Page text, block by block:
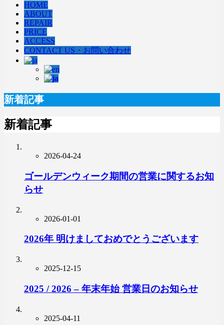
HOME
ABOUT
REPAIR
PRICE
ACCESS
CONTACT US・お問い合わせ
新着記事
新着記事
2026-04-24
ゴールデンウィーク期間の営業に関するお知
らせ
2026-01-01
2026年 明けましておめでとうございます
2025-12-15
2025 / 2026 – 年末年始 営業日のお知らせ
2025-04-11